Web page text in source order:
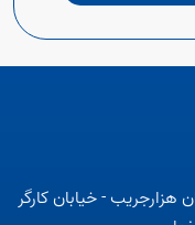
- خیابان کارگر